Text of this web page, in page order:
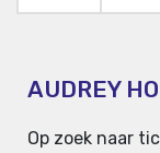
AUDREY
Op zoek naar